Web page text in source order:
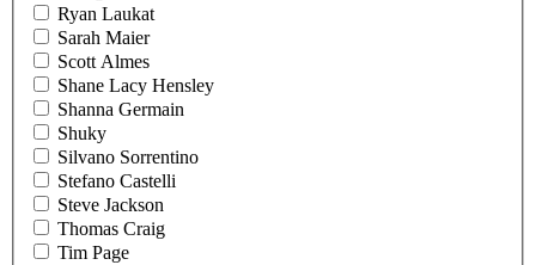
Ryan Laukat
Sarah Maier
Scott Almes
Shane Lacy Hensley
Shanna Germain
Shuky
Silvano Sorrentino
Stefano Castelli
Steve Jackson
Thomas Craig
Tim Page